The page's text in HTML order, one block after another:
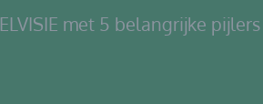
met 5 belangrijke pijlers